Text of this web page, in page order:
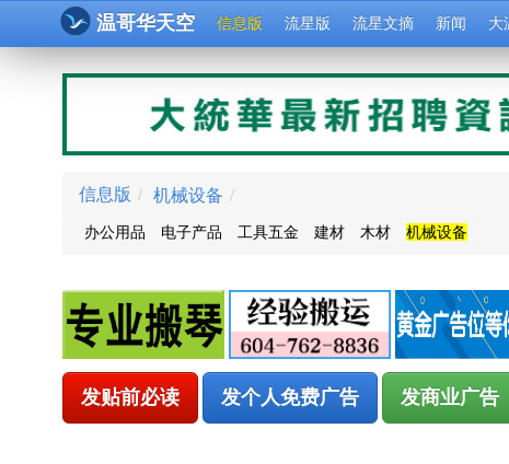
温哥华天空 信息版 流星版 流星文摘 新闻 大
信息版 / 机械设备 /
办公用品 电子产品 工具五金 建材 木材 机械设备
发贴前必读 发个人免费广告 发商业广告